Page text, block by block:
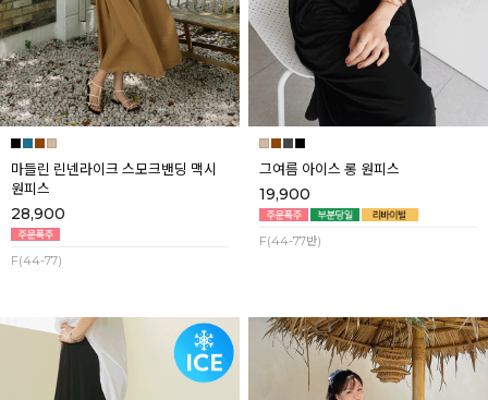
마들린 린넨라이크 스모크밴딩 맥시
원피스
28,900
F(44-77)
그여름 아이스 롱 원피스
19,900
F(44-77반)